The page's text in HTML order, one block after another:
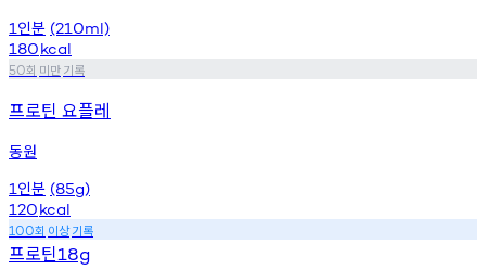
1 인분 (210ml)
180kcal
50회 미만기록
프로틴 요플레
동원
1 인분 (85g)
120kcal
100회 이상기록
프로틴18g